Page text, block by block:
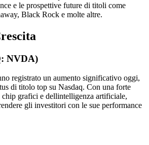
e le prospettive future di titoli come
Black Rock e molte altre.
NVDA)
registrato un aumento significativo oggi,
di titolo top su Nasdaq. Con una forte
chip grafici e dellintelligenza artificiale,
gli investitori con le sue performance